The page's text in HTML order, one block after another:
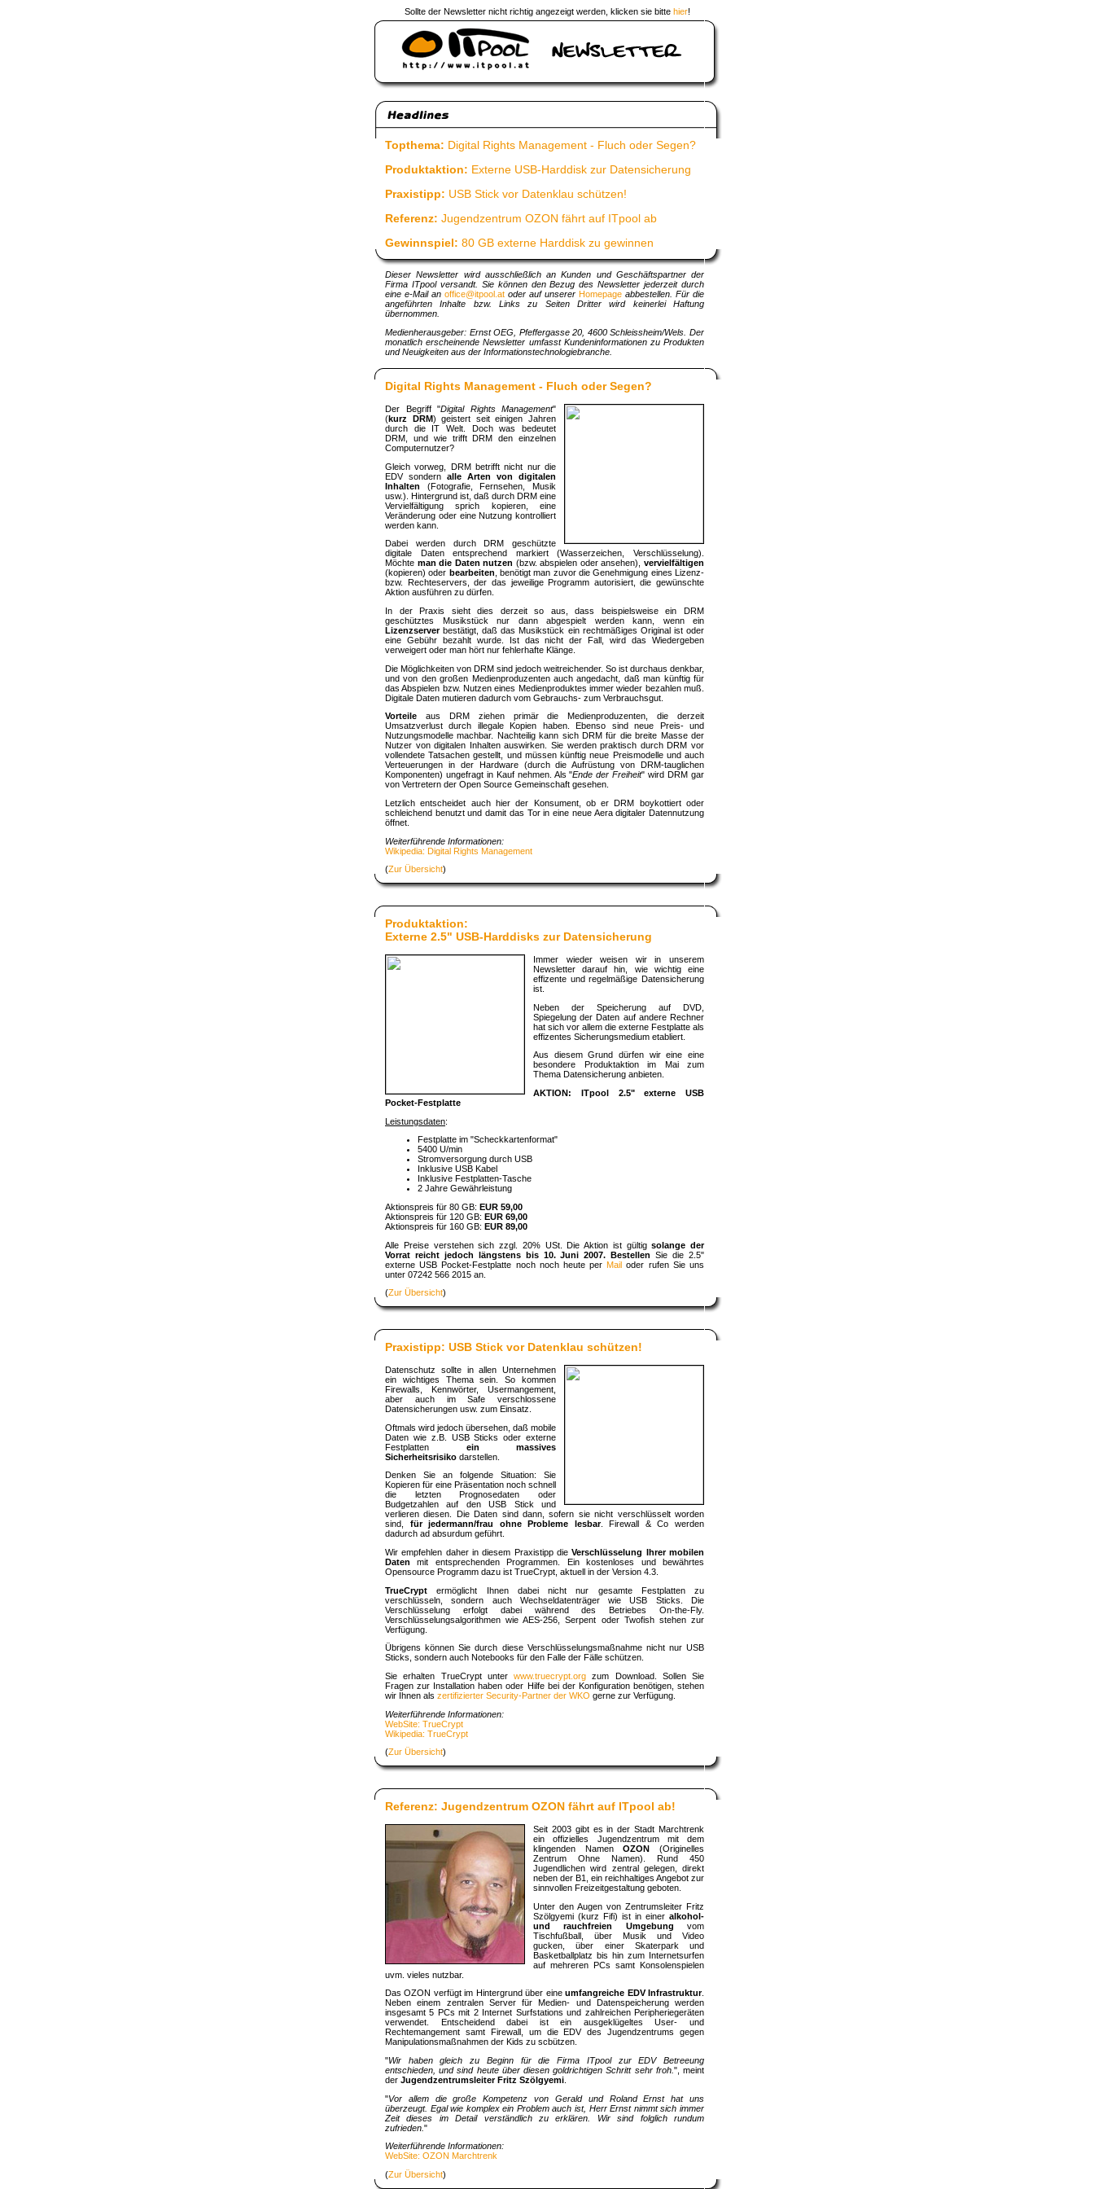
Sollte der Newsletter nicht richtig angezeigt werden, klicken sie bitte hier!
Topthema: Digital Rights Management - Fluch oder Segen?
Produktaktion: Externe USB-Harddisk zur Datensicherung
Praxistipp: USB Stick vor Datenklau schützen!
Referenz: Jugendzentrum OZON fährt auf ITpool ab
Gewinnspiel: 80 GB externe Harddisk zu gewinnen
Dieser Newsletter wird ausschließlich an Kunden und Geschäftspartner der
Firma ITpool versandt. Sie können den Bezug des Newsletter jederzeit durch
eine e-Mail an office@itpool.at oder auf unserer Homepage abbestellen. Für die
angeführten Inhalte bzw. Links zu Seiten Dritter wird keinerlei Haftung
übernommen.
Medienherausgeber: Ernst OEG, Pfeffergasse 20, 4600 Schleissheim/Wels. Der
monatlich erscheinende Newsletter umfasst Kundeninformationen zu Produkten
und Neuigkeiten aus der Informationstechnologiebranche.
Digital Rights Management - Fluch oder Segen?
Der Begriff "Digital Rights Management"
(kurz DRM) geistert seit einigen Jahren
durch die IT Welt. Doch was bedeutet
DRM, und wie trifft DRM den einzelnen
Computernutzer?
Gleich vorweg, DRM betrifft nicht nur die
EDV sondern alle Arten von digitalen
Inhalten (Fotografie, Fernsehen, Musik
usw.). Hintergrund ist, daß durch DRM eine
Vervielfältigung sprich kopieren, eine
Veränderung oder eine Nutzung kontrolliert
werden kann.
Dabei werden durch DRM geschützte
digitale Daten entsprechend markiert (Wasserzeichen, Verschlüsselung).
Möchte man die Daten nutzen (bzw. abspielen oder ansehen),vervielfältigen
(kopieren) oder bearbeiten , benötigt man zuvor die Genehmigung eines Lizenz-
bzw. Rechteservers, der das jeweilige Programm autorisiert, die gewünschte
Aktion ausführen zu dürfen.
In der Praxis sieht dies derzeit so aus, dass beispielsweise ein DRM
geschütztes Musikstück nur dann abgespielt werden kann, wenn ein
Lizenzserverbestätigt, daß das Musikstück ein rechtmäßiges Original ist oder
eine Gebühr bezahlt wurde. Ist das nicht der Fall, wird das Wiedergeben
verweigert oder man hört nur fehlerhafte Klänge.
Die Möglichkeiten von DRM sind jedoch weitreichender. So ist durchaus denkbar,
und von den großen Medienproduzenten auch angedacht, daß man künftig für
das Abspielen bzw. Nutzen eines Medienproduktes immer wieder bezahlen muß.
Digitale Daten mutieren dadurch vom Gebrauchs- zum Verbrauchsgut.
Vorteile aus DRM ziehen primär die Medienproduzenten, die derzeit
Umsatzverlust durch illegale Kopien haben. Ebenso sind neue Preis- und
Nutzungsmodelle machbar. Nachteilig kann sich DRM für die breite Masse der
Nutzer von digitalen Inhalten auswirken. Sie werden praktisch durch DRM vor
vollendete Tatsachen gestellt, und müssen künftig neue Preismodelle und auch
Verteuerungen in der Hardware (durch die Aufrüstung von DRM-tauglichen
Komponenten) ungefragt in Kauf nehmen. Als "Ende der Freiheit" wird DRM gar
von Vertretern der Open Source Gemeinschaft gesehen.
Letzlich entscheidet auch hier der Konsument, ob er DRM boykottiert oder
schleichend benutzt und damit das Tor in eine neue Aera digitaler Datennutzung
öffnet.
Weiterführende Informationen:
Wikipedia: Digital Rights Management
(Zur Übersicht)
Produktaktion:
Externe 2.5" USB-Harddisks zur Datensicherung
Immer wieder weisen wir in unserem
Newsletter darauf hin, wie wichtig eine
effizente und regelmäßige Datensicherung
ist.
Neben der Speicherung auf DVD,
Spiegelung der Daten auf andere Rechner
hat sich vor allem die externe Festplatte als
effizentes Sicherungsmedium etabliert.
Aus diesem Grund dürfen wir eine eine
besondere Produktaktion im Mai zum
Thema Datensicherung anbieten.
AKTION: ITpool 2.5" externe USB
Pocket-Festplatte
Leistungsdaten:
Festplatte im "Scheckkartenformat"
5400 U/min
Stromversorgung durch USB
Inklusive USB Kabel
Inklusive Festplatten-Tasche
2 Jahre Gewährleistung
Aktionspreis für 80 GB: EUR 59,00
Aktionspreis für 120 GB: EUR 69,00
Aktionspreis für 160 GB: EUR 89,00
Alle Preise verstehen sich zzgl. 20% USt. Die Aktion ist gültigsolange der
Vorrat reicht jedoch längstens bis 10. Juni 2007. BestellenSie die 2.5"
externe USB Pocket-Festplatte noch noch heute perMail oder rufen Sie uns
unter 07242 566 2015 an.
(Zur Übersicht)
Praxistipp: USB Stick vor Datenklau schützen!
Datenschutz sollte in allen Unternehmen
ein wichtiges Thema sein. So kommen
Firewalls, Kennwörter, Usermangement,
aber auch im Safe verschlossene
Datensicherungen usw. zum Einsatz.
Oftmals wird jedoch übersehen, daß mobile
Daten wie z.B. USB Sticks oder externe
Festplatten ein massives
Sicherheitsrisiko darstellen.
Denken Sie an folgende Situation: Sie
Kopieren für eine Präsentation noch schnell
die letzten Prognosedaten oder
Budgetzahlen auf den USB Stick und
verlieren diesen. Die Daten sind dann, sofern sie nicht verschlüsselt worden
sind,
für jedermann/frau ohne Probleme lesbar. Firewall & Co werden
dadurch ad absurdum geführt.
Wir empfehlen daher in diesem Praxistipp dieVerschlüsselung Ihrer mobilen
Daten mit entsprechenden Programmen. Ein kostenloses und bewährtes
Opensource Programm dazu ist TrueCrypt, aktuell in der Version 4.3.
TrueCryptermöglicht Ihnen dabei nicht nur gesamte Festplatten zu
verschlüsseln, sondern auch Wechseldatenträger wie USB Sticks. Die
Verschlüsselung erfolgt dabei während des Betriebes On-the-Fly.
Verschlüsselungsalgorithmen wie AES-256, Serpent oder Twofish stehen zur
Verfügung.
Übrigens können Sie durch diese Verschlüsselungsmaßnahme nicht nur USB
Sticks, sondern auch Notebooks für den Falle der Fälle schützen.
Sie erhalten TrueCrypt unter www.truecrypt.org zum Download. Sollen Sie
Fragen zur Installation haben oder Hilfe bei der Konfiguration benötigen, stehen
wir Ihnen als zertifizierter Security-Partner der WKO gerne zur Verfügung.
Weiterführende Informationen:
WebSite: TrueCrypt
Wikipedia: TrueCrypt
(Zur Übersicht)
Referenz: Jugendzentrum OZON fährt auf ITpool ab!
Seit 2003 gibt es in der Stadt Marchtrenk
ein offizielles Jugendzentrum mit dem
klingenden NamenOZON (Originelles
Zentrum Ohne Namen). Rund 450
Jugendlichen wird zentral gelegen, direkt
neben der B1, ein reichhaltiges Angebot zur
sinnvollen Freizeitgestaltung geboten.
Unter den Augen von Zentrumsleiter Fritz
Szölgyemi (kurz Fifi) ist in einer alkohol-
und rauchfreien Umgebung vom
Tischfußball, über Musik und Video
gucken, über einer Skaterpark und
Basketballplatz bis hin zum Internetsurfen
auf mehreren PCs samt Konsolenspielen
uvm. vieles nutzbar.
Das OZON verfügt im Hintergrund über eineumfangreiche EDV Infrastruktur.
Neben einem zentralen Server für Medien- und Datenspeicherung werden
insgesamt 5 PCs mit 2 Internet Surfstations und zahlreichen Peripheriegeräten
verwendet. Entscheidend dabei ist ein ausgeklügeltes User- und
Rechtemangement samt Firewall, um die EDV des Jugendzentrums gegen
Manipulationsmaßnahmen der Kids zu scbützen.
"Wir haben gleich zu Beginn für die Firma ITpool zur EDV Betreeung
entschieden, und sind heute über diesen goldrichtigen Schritt sehr froh. ", meint
der Jugendzentrumsleiter Fritz Szölgyemi
"Vor allem die große Kompetenz von Gerald und Roland Ernst hat uns
überzeugt. Egal wie komplex ein Problem auch ist, Herr Ernst nimmt sich immer
Zeit dieses im Detail verständlich zu erklären. Wir sind folglich rundum
zufrieden. "
Weiterführende Informationen:
WebSite: OZON Marchtrenk
(Zur Übersicht)